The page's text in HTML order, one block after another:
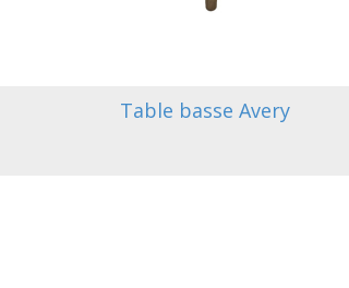
Table basse Avery